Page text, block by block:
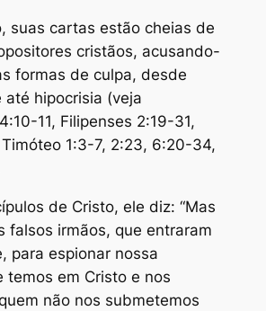
suas cartas estão cheias de
cristãos, acusando-
formas de culpa, desde
até hipocrisia (veja
11, Filipenses 2:19-31,
1:3-7, 2:23, 6:20-34,
de Cristo, ele diz: “Mas
falsos irmãos, que entraram
para espionar nossa
temos em Cristo e nos
não nos submetemos